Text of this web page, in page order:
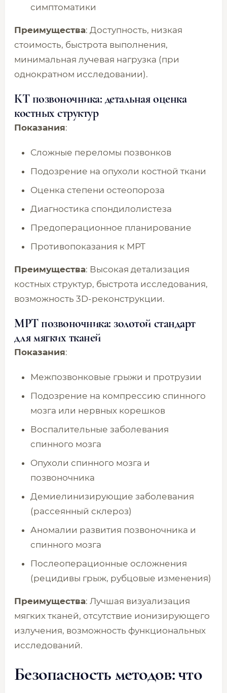
симптоматики
Преимущества: Доступность, низкая
стоимость, быстрота выполнения,
минимальная лучевая нагрузка (при
однократном исследовании).
КТ позвоночника: детальная оценка
костных структур
Показания:
Сложные переломы позвонков
Подозрение на опухоли костной ткани
Оценка степени остеопороза
Диагностика спондилолистеза
Предоперационное планирование
Противопоказания к МРТ
Преимущества: Высокая детализация
костных структур, быстрота исследования,
возможность 3D-реконструкции.
МРТ позвоночника: золотой стандарт
для мягких тканей
Показания:
Межпозвонковые грыжи и протрузии
Подозрение на компрессию спинного
мозга или нервных корешков
Воспалительные заболевания
спинного мозга
Опухоли спинного мозга и
позвоночника
Демиелинизирующие заболевания
(рассеянный склероз)
Аномалии развития позвоночника и
спинного мозга
Послеоперационные осложнения
(рецидивы грыж, рубцовые изменения)
Преимущества: Лучшая визуализация
мягких тканей, отсутствие ионизирующего
излучения, возможность функциональных
исследований.
Безопасность методов: что